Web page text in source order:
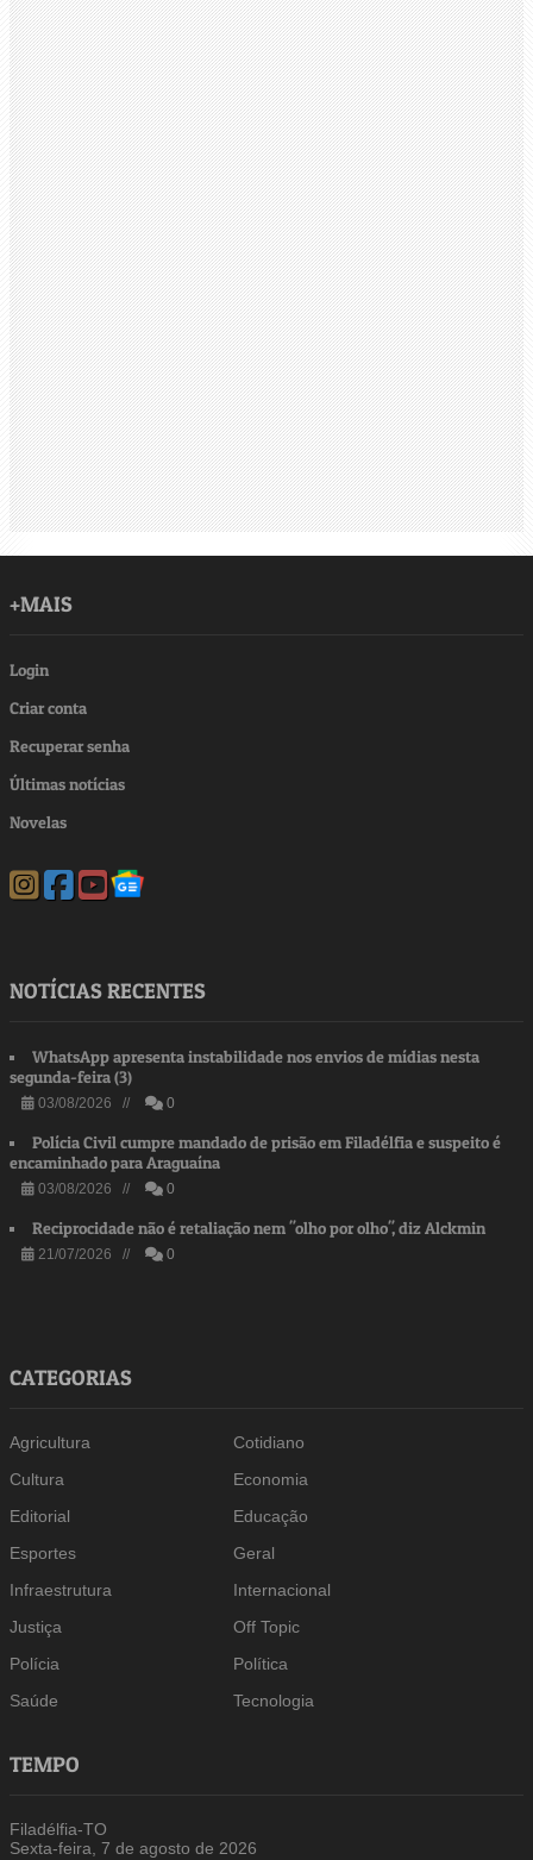
+MAIS
Login
Criar conta
Recuperar senha
Últimas notícias
Novelas
NOTÍCIAS RECENTES
WhatsApp apresenta instabilidade nos envios de mídias nesta
segunda-feira (3)
03/08/2026 // 0
Polícia Civil cumpre mandado de prisão em Filadélfia e suspeito é
encaminhado para Araguaína
03/08/2026 // 0
Reciprocidade não é retaliação nem "olho por olho", diz Alckmin
21/07/2026 // 0
CATEGORIAS
Agricultura
Cotidiano
Cultura
Economia
Editorial
Educação
Esportes
Geral
Infraestrutura
Internacional
Justiça
Off Topic
Polícia
Política
Saúde
Tecnologia
TEMPO
Filadélfia-TO
Sexta-feira, 7 de agosto de 2026